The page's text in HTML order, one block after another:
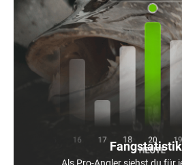
Als Pro-Angler siehst du für